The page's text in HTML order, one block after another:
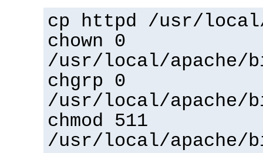
cp httpd /usr/
chown 0
/usr/local/apache/
chgrp 0
/usr/local/apache/
chmod 511
/usr/local/apache/